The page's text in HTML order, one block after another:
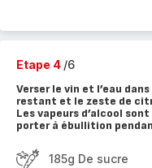
Etape 4 /6
Verser le vin et l’eau
restant et le zeste de
Les vapeurs d’alcool
porter à ébullition
185g De sucre